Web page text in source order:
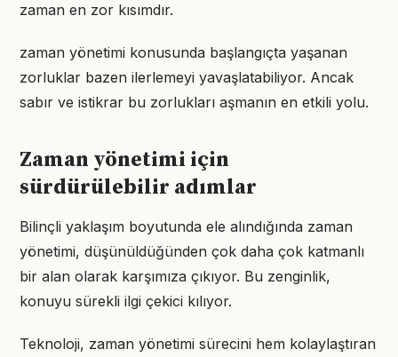
zaman en zor kısımdır.
zaman yönetimi konusunda başlangıçta yaşanan
zorluklar bazen ilerlemeyi yavaşlatabiliyor. Ancak
sabır ve istikrar bu zorlukları aşmanın en etkili yolu.
Zaman yönetimi için
sürdürülebilir adımlar
Bilinçli yaklaşım boyutunda ele alındığında zaman
yönetimi, düşünüldüğünden çok daha çok katmanlı
bir alan olarak karşımıza çıkıyor. Bu zenginlik,
konuyu sürekli ilgi çekici kılıyor.
Teknoloji, zaman yönetimi sürecini hem kolaylaştıran